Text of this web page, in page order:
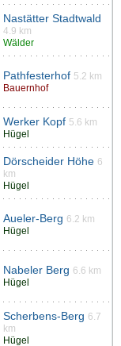
Nastätter Stadtwald
4.9 km
Wälder
Pathfesterhof 5.2 km
Bauernhof
Werker Kopf 5.6 km
Hügel
Dörscheider Höhe 6
km
Hügel
Aueler-Berg 6.2 km
Hügel
Nabeler Berg 6.6 km
Hügel
Scherbens-Berg 6.7
km
Hügel